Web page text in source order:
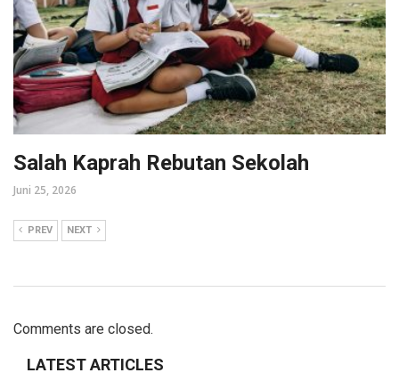
Salah Kaprah Rebutan Sekolah
Juni 25, 2026
PREV NEXT
Comments are closed.
LATEST ARTICLES